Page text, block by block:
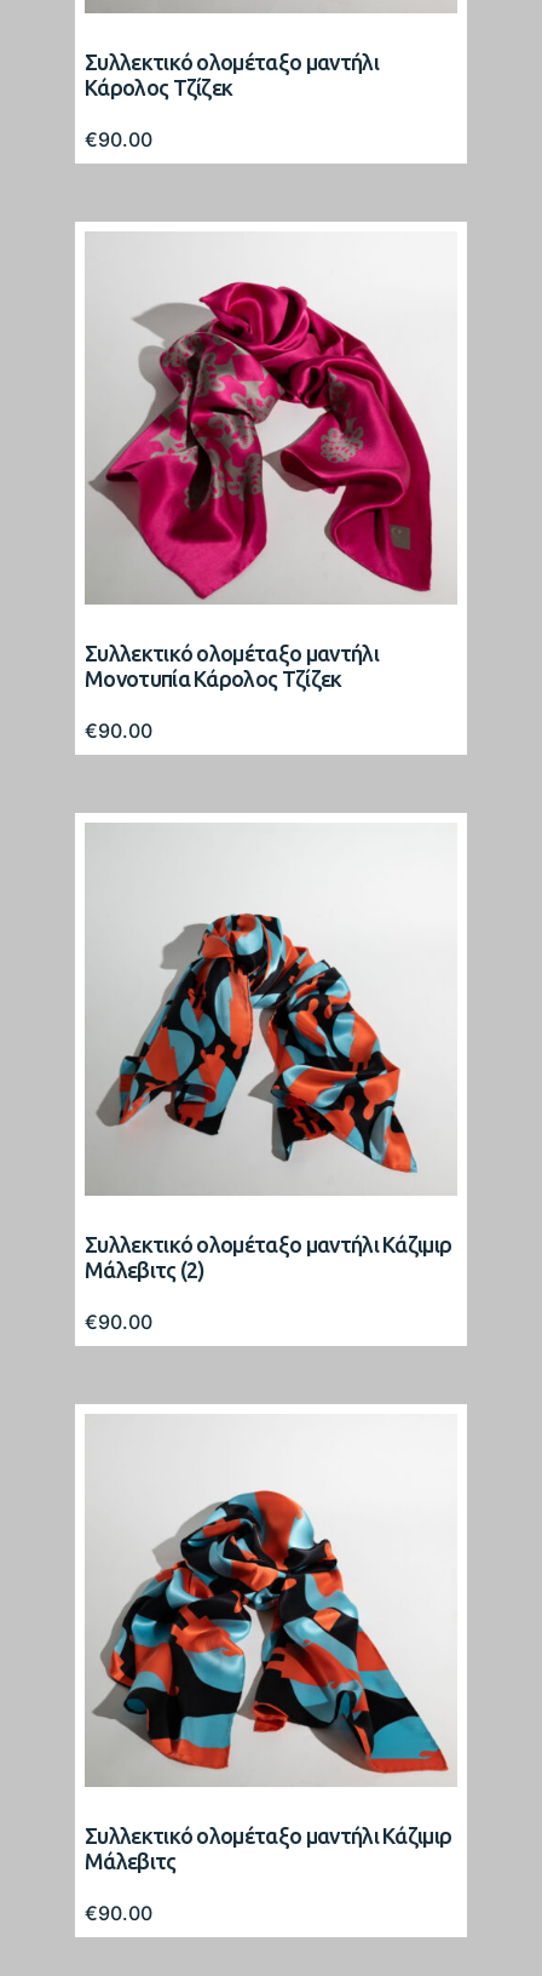
Συλλεκτικό ολομέταξο μαντήλι
Κάρολος Τζίζεκ
€90.00
Συλλεκτικό ολομέταξο μαντήλι
Μονοτυπία Κάρολος Τζίζεκ
€90.00
Συλλεκτικό ολομέταξο μαντήλι Κάζιμιρ
Μάλεβιτς (2)
€90.00
Συλλεκτικό ολομέταξο μαντήλι Κάζιμιρ
Μάλεβιτς
€90.00